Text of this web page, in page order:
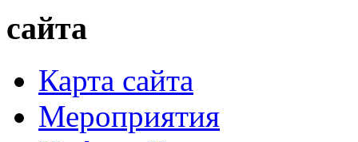
сайта
Карта сайта
Мероприятия